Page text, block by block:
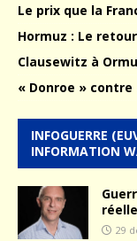
Le prix que la
Hormuz : Le
Clausewitz à
« Donroe »
INFOGUERRE
INFORMATION
29